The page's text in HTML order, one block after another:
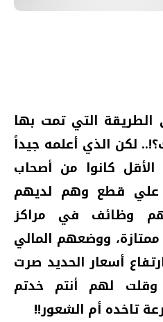
التي تمت بها
لكن الذي أعلمه جيداً
كانوا من أصحاب
علي قطع وهم لديهم
وظائف في مراكز
ووضعهم المالي
أسعار الحديد صرت
لهم أنتم خدتم
تاخده أم الشعور!!